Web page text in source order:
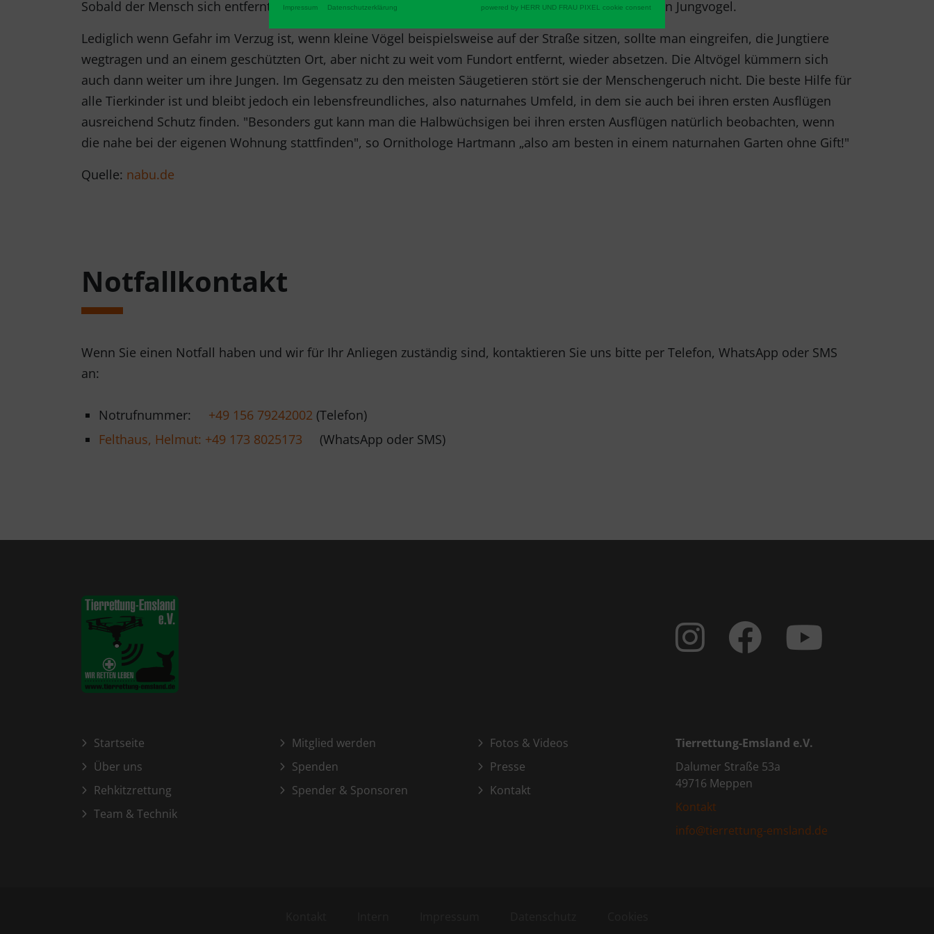
Sobald der Mensch sich entfernt, kommen die Eltern meist wieder zurück und kümmern sich um den Jungvogel.
Lediglich wenn Gefahr im Verzug ist, wenn kleine Vögel beispielsweise auf der Straße sitzen, sollte man eingreifen, die Jungtiere
wegtragen und an einem geschützten Ort, aber nicht zu weit vom Fundort entfernt, wieder absetzen. Die Altvögel kümmern sich
auch dann weiter um ihre Jungen. Im Gegensatz zu den meisten Säugetieren stört sie der Menschengeruch nicht. Die beste Hilfe für
alle Tierkinder ist und bleibt jedoch ein lebensfreundliches, also naturnahes Umfeld, in dem sie auch bei ihren ersten Ausflügen
ausreichend Schutz finden. "Besonders gut kann man die Halbwüchsigen bei ihren ersten Ausflügen natürlich beobachten, wenn
die nahe bei der eigenen Wohnung stattfinden", so Ornithologe Hartmann „also am besten in einem naturnahen Garten ohne Gift!"
Quelle: nabu.de
Notfallkontakt
Wenn Sie einen Notfall haben und wir für Ihr Anliegen zuständig sind, kontaktieren Sie uns bitte per Telefon, WhatsApp oder SMS
an:
Notrufnummer: +49 156 79242002 (Telefon)
Felthaus, Helmut: +49 173 8025173 (WhatsApp oder SMS)
Startseite
Über uns
Rehkitzrettung
Team & Technik
Mitglied werden
Spenden
Spender & Sponsoren
Fotos & Videos
Presse
Kontakt
Tierrettung-Emsland e.V.
Dalumer Straße 53a
49716 Meppen
Kontakt
info@tierrettung-emsland.de
Impressum Datenschutzerklärung powered by HERR UND FRAU PIXEL cookie consent